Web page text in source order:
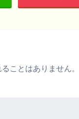
ことはありません。